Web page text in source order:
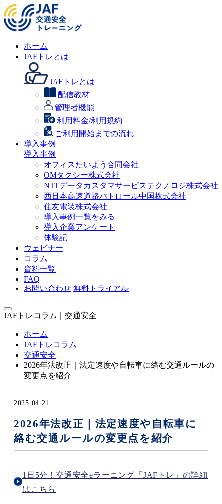
ホーム
JAFトレとは
JAFトレとは
配信教材
管理者機能
利用料金/利用規約
ご利用開始までの流れ
導入事例
導入事例
オフィスたいよう合同会社
OMタクシー株式会社
NTTデータカスタマサービステクノロジ株式会社
西日本高速道路パトロール中国株式会社
住友電装株式会社
導入事例一覧をみる
導入企業アンケート
体験記
ウェビナー
コラム
資料一覧
FAQ
お問い合わせ 無料トライアル
JAFトレコラム｜交通安全
ホーム
JAFトレコラム
交通安全
2026年法改正｜法定速度や自転車に絡む交通ルールの
変更点を紹介
2025.04.21
2026年法改正｜法定速度や自転車に
絡む交通ルールの変更点を紹介
1日5分！交通安全eラーニング「JAFトレ」の詳細
はこちら